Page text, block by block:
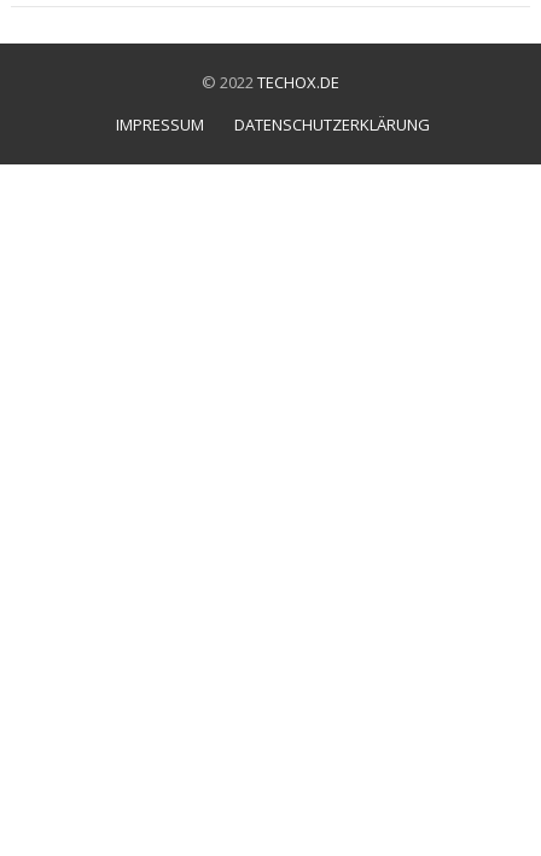
© 2022TECHOX.DE
IMPRESSUM
DATENSCHUTZERKLÄRUNG